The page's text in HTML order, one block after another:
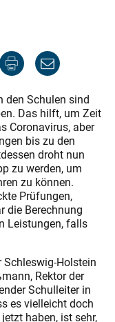
den Schulen sind
Das hilft, um Zeit
Coronavirus, aber
bis zu den
droht nun
zu werden, um
zu können.
Prüfungen,
die Berechnung
Leistungen, falls
Holstein
Rektor der
Schulleiter in
es vielleicht doch
haben, ist sehr,